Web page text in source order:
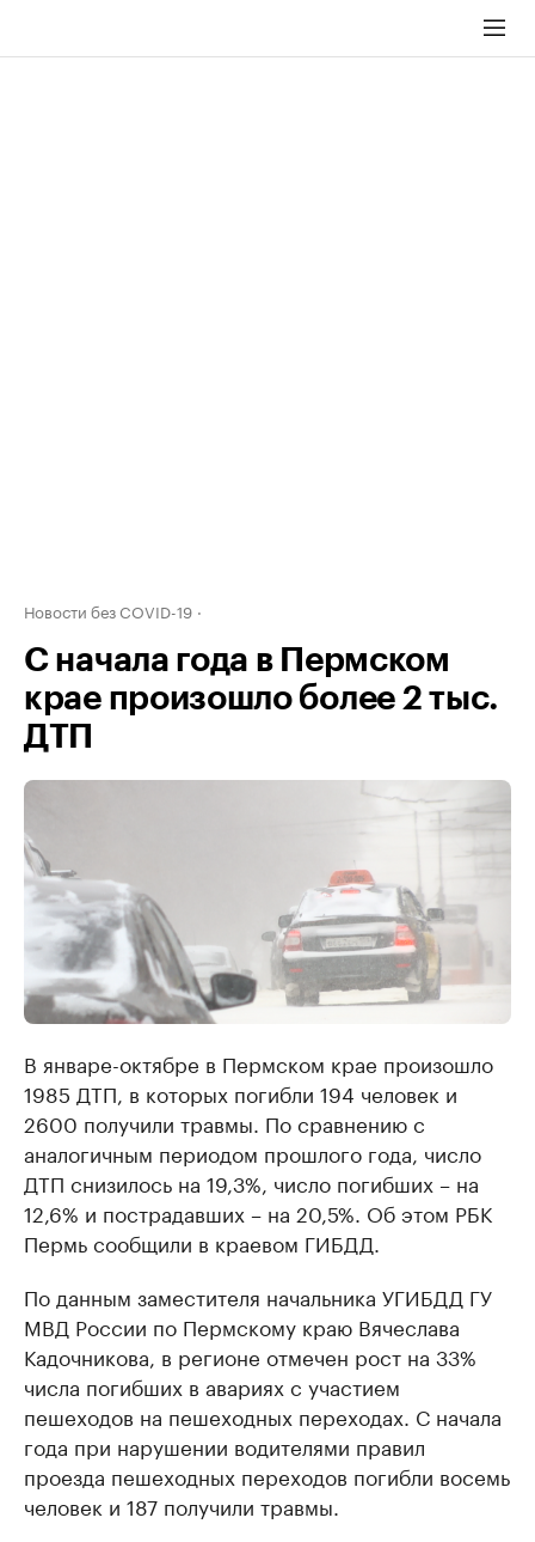
Новости без COVID-19
С начала года в Пермском
крае произошло более 2 тыс.
ДТП
В январе-октябре в Пермском крае произошло
1985 ДТП, в которых погибли 194 человек и
2600 получили травмы. По сравнению с
аналогичным периодом прошлого года, число
ДТП снизилось на 19,3%, число погибших – на
12,6% и пострадавших – на 20,5%. Об этом РБК
Пермь сообщили в краевом ГИБДД.
По данным заместителя начальника УГИБДД ГУ
МВД России по Пермскому краю Вячеслава
Кадочникова, в регионе отмечен рост на 33%
числа погибших в авариях с участием
пешеходов на пешеходных переходах. С начала
года при нарушении водителями правил
проезда пешеходных переходов погибли восемь
человек и 187 получили травмы.